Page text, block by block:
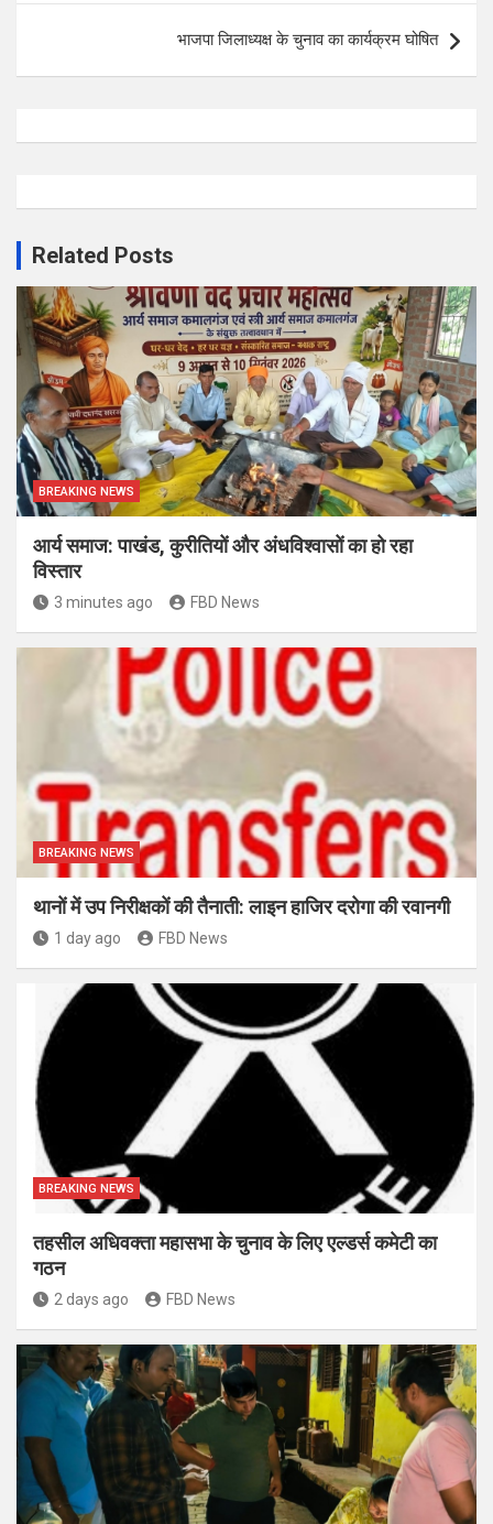
भाजपा जिलाध्यक्ष के चुनाव का कार्यक्रम घोषित
Related Posts
BREAKING NEWS
आर्य समाज: पाखंड, कुरीतियों और अंधविश्वासों का हो रहा
विस्तार
3 minutes ago FBD News
BREAKING NEWS
थानों में उप निरीक्षकों की तैनाती: लाइन हाजिर दरोगा की रवानगी
1 day ago FBD News
BREAKING NEWS
तहसील अधिवक्ता महासभा के चुनाव के लिए एल्डर्स कमेटी का
गठन
2 days ago FBD News